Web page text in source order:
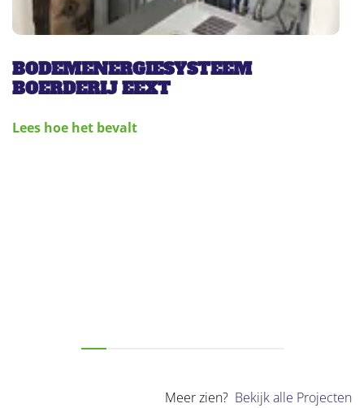
BODEMENERGIESYSTEEM
BOERDERIJ EEXT
Lees hoe het bevalt
Meer zien? Bekijk alle Projecten